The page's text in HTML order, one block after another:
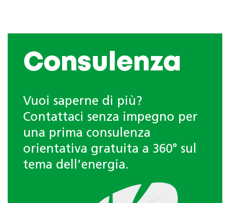
Consulenza
Vuoi saperne di più?
Contattaci senza impegno per
una prima consulenza
orientativa gratuita a 360° sul
tema dell’energia.